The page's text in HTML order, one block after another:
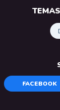
FACEBOOK